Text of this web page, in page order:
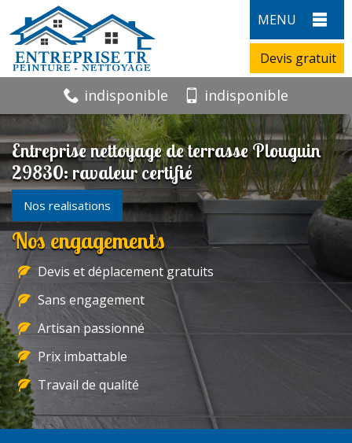
MENU
Devis gratuit
indisponible indisponible
Entreprise nettoyage de terrasse Plouguin
29830: ravaleur certifié
Nos realisations
Nos engagements
Devis et déplacement gratuits
Sans engagement
Artisan passionné
Prix imbattable
Travail de qualité